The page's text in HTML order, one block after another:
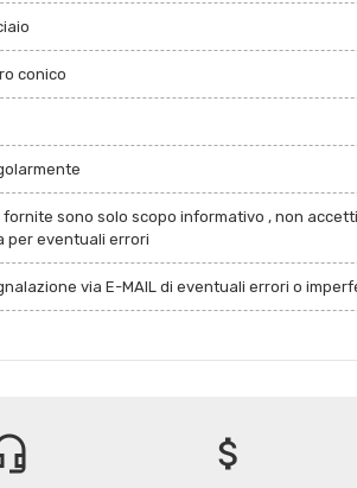
conico
fornite sono solo scopo informativo , non
per eventuali errori
via E-MAIL di eventuali errori o
attach_money